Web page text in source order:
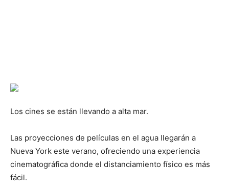
Los cines se están llevando a alta mar.
Las proyecciones de películas en el agua llegarán a
Nueva York este verano, ofreciendo una experiencia
cinematográfica donde el distanciamiento físico es más
fácil.